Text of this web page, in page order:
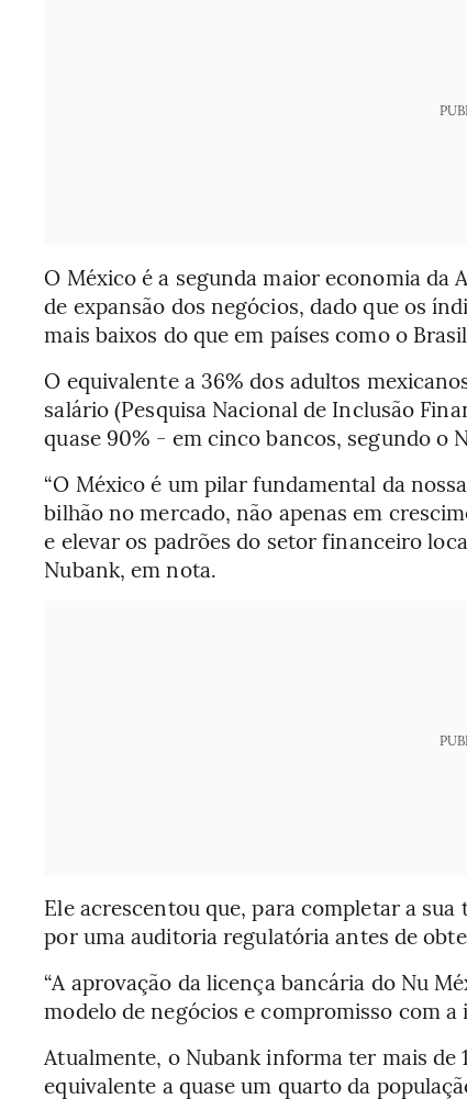
O México é a segunda maior economia
de expansão dos negócios, dado que os
mais baixos do que em países como o
O equivalente a 36% dos adultos
salário (Pesquisa Nacional de Inclusão
quase 90% - em cinco bancos, segundo o
“O México é um pilar fundamental da
bilhão no mercado, não apenas em
e elevar os padrões do setor financeiro
Nubank, em nota.
Ele acrescentou que, para completar a
por uma auditoria regulatória antes de
“A aprovação da licença bancária do Nu
modelo de negócios e compromisso com
Atualmente, o Nubank informa ter mais de
equivalente a quase um quarto da